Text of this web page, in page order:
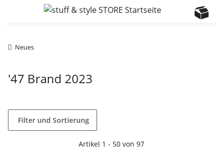
Neues
'47 Brand 2023
Filter und Sortierung
Artikel 1 - 50 von 97